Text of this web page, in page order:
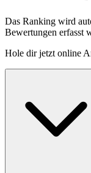
Das Ranking wird
Bewertungen erfasst
Hole dirjetzt online